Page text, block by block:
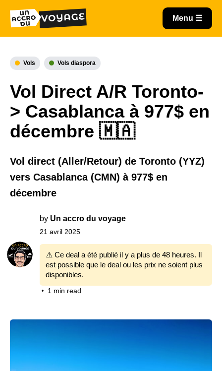
Vols Vols diaspora
Vol Direct A/R Toronto-
> Casablanca à 977$ en
décembre 🇲🇦
Vol direct (Aller/Retour) de Toronto (YYZ)
vers Casablanca (CMN) à 977$ en
décembre
by Un accro du voyage
21 avril 2025
⚠️ Ce deal a été publié il y a plus de 48 heures. Il
est possible que le deal ou les prix ne soient plus
disponibles.
• 1 min read